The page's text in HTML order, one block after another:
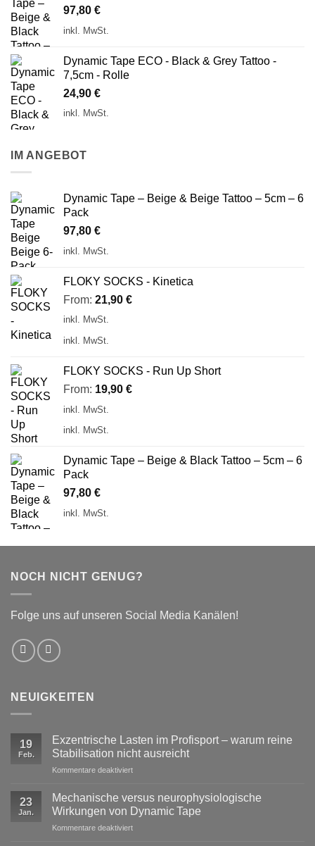
97,80 €
inkl. MwSt.
Dynamic Tape ECO - Black & Grey Tattoo -
7,5cm - Rolle
24,90 €
inkl. MwSt.
IM ANGEBOT
Dynamic Tape – Beige & Beige Tattoo – 5cm – 6
Pack
97,80 €
inkl. MwSt.
FLOKY SOCKS - Kinetica
From: 21,90 €
inkl. MwSt.
inkl. MwSt.
FLOKY SOCKS - Run Up Short
From: 19,90 €
inkl. MwSt.
inkl. MwSt.
Dynamic Tape – Beige & Black Tattoo – 5cm – 6
Pack
97,80 €
inkl. MwSt.
NOCH NICHT GENUG?
Folge uns auf unseren Social Media Kanälen!
NEUIGKEITEN
19
Feb.
Exzentrische Lasten im Profisport – warum reine
Stabilisation nicht ausreicht
Kommentare deaktiviertfür
im
Profisport
–
23
Jan.
Mechanische versus neurophysiologische
Wirkungen von Dynamic Tape
Kommentare deaktiviertfür